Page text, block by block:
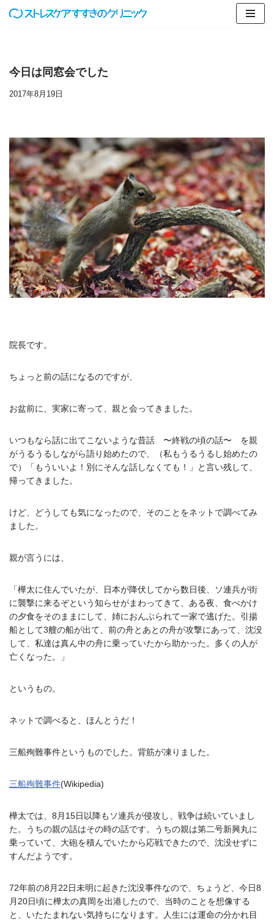
ン
へ
ッ
プ
今日は同窓会でした
2017年8月19日
院長です。
ちょっと前の話になるのですが、
お盆前に、実家に寄って、親と会ってきました。
いつもなら話に出てこないような昔話 〜終戦の頃の話〜 を親
がうるうるしながら語り始めたので、（私もうるうるし始めたの
で）「もういいよ！別にそんな話しなくても！」と言い残して、
帰ってきました。
けど、どうしても気になったので、そのことをネットで調べてみ
ました。
親が言うには、
「樺太に住んでいたが、日本が降伏してから数日後、ソ連兵が街
に襲撃に来るぞという知らせがまわってきて、ある夜、食べかけ
の夕食をそのままにして、姉におんぶられて一家で逃げた。引揚
船として3艘の船が出て、前の舟とあとの舟が攻撃にあって、沈没
して、私達は真ん中の舟に乗っていたから助かった。多くの人が
亡くなった。」
というもの。
ネットで調べると、ほんとうだ！
三船殉難事件というものでした。背筋が凍りました。
三船殉難事件(Wikipedia)
樺太では、8月15日以降もソ連兵が侵攻し、戦争は続いていまし
た。うちの親の話はその時の話です。うちの親は第二号新興丸に
乗っていて、大砲を積んでいたから応戦できたので、沈没せずに
すんだようです。
72年前の8月22日未明に起きた沈没事件なので、ちょうど、今日8
月20日頃に樺太の真岡を出港したので、当時のことを想像する
と、いたたまれない気持ちになります。人生には運命の分かれ目